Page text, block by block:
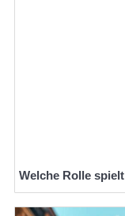
Welche Rolle